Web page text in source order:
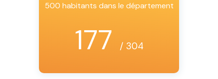
500 habitants dans le département
177 / 304